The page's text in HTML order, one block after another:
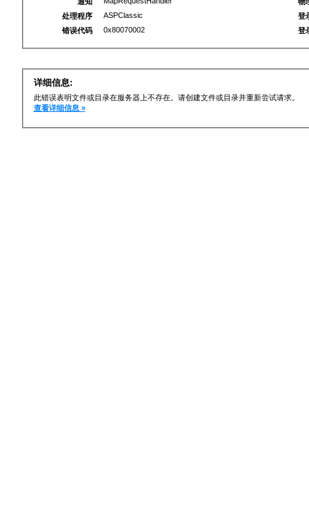
处理程序
ASPClassic
错误代码
0x80070002
登
登
详细信息:
此错误表明文件或目录在服务器上不存在。请创建文件或目录并重新尝试请求。
查看详细信息 »